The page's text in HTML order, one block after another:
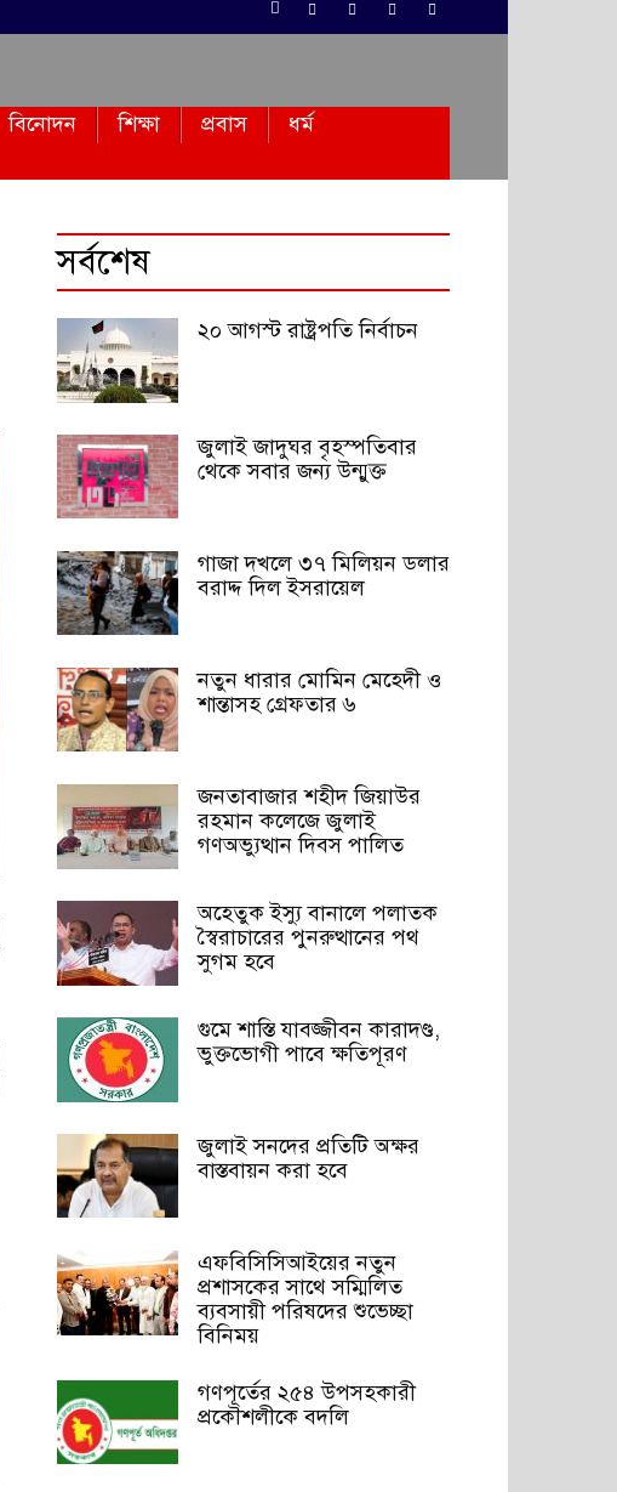
বিনোদন শিক্ষা প্রবাস
ধর্ম
সর্বশেষ
২০ আগস্ট রাষ্ট্রপতি নির্বাচন
জুলাই জাদুঘর বৃহস্পতিবার
থেকে সবার জন্য উন্মুক্ত
গাজা দখলে ৩৭ মিলিয়ন ডলার
বরাদ্দ দিল ইসরায়েল
নতুন ধারার মোমিন মেহেদী ও
শান্তাসহ গ্রেফতার ৬
জনতাবাজার শহীদ জিয়াউর
রহমান কলেজে জুলাই
গণঅভ্যুত্থান দিবস পালিত
অহেতুক ইস্যু বানালে পলাতক
স্বৈরাচারের পুনরুত্থানের পথ
সুগম হবে
গুমে শাস্তি যাবজ্জীবন কারাদণ্ড,
ভুক্তভোগী পাবে ক্ষতিপূরণ
জুলাই সনদের প্রতিটি অক্ষর
বাস্তবায়ন করা হবে
এফবিসিসিআইয়ের নতুন
প্রশাসকের সাথে সম্মিলিত
ব্যবসায়ী পরিষদের শুভেচ্ছা
বিনিময়
গণপূর্তের ২৫৪ উপসহকারী
প্রকৌশলীকে বদলি